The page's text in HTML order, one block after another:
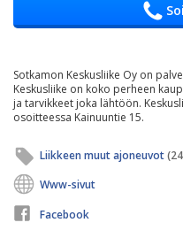
Sotkamon Keskusliike Oy on
Keskusliike on koko perheen
ja tarvikkeet joka lähtöön.
osoitteessa Kainuuntie 15.
Liikkeen muut ajoneuvot
Www-sivut
Facebook